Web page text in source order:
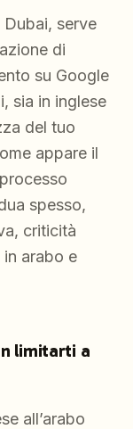
Dubai, serve
di
su Google
sia in inglese
del tuo
appare il
spesso,
criticità
arabo e
limitarti a
all’arabo